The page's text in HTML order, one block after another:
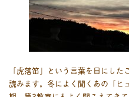
「虎落笛」という言葉を目にし
読みます。冬によく聞くあの「ヒ